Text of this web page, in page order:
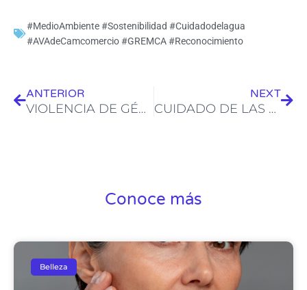
#MedioAmbiente #Sostenibilidad #Cuidadodelagua
#AVAdeCamcomercio #GREMCA #Reconocimiento
ANTERIOR
VIOLENCIA DE GÉNERO
NEXT
CUIDADO DE LAS MASCOTAS
Conoce más
Belleza